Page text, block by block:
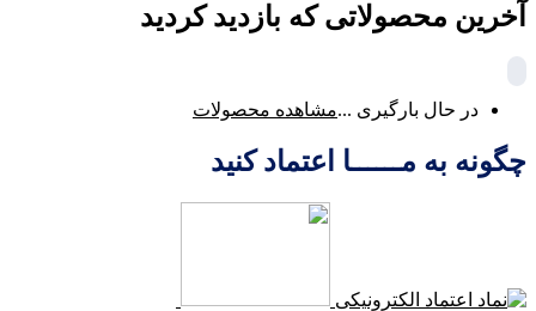
آخرین محصولاتی که بازدید کردید
در حال بارگیری ...مشاهده محصولات
چگونه به مــــــا اعتماد کنید